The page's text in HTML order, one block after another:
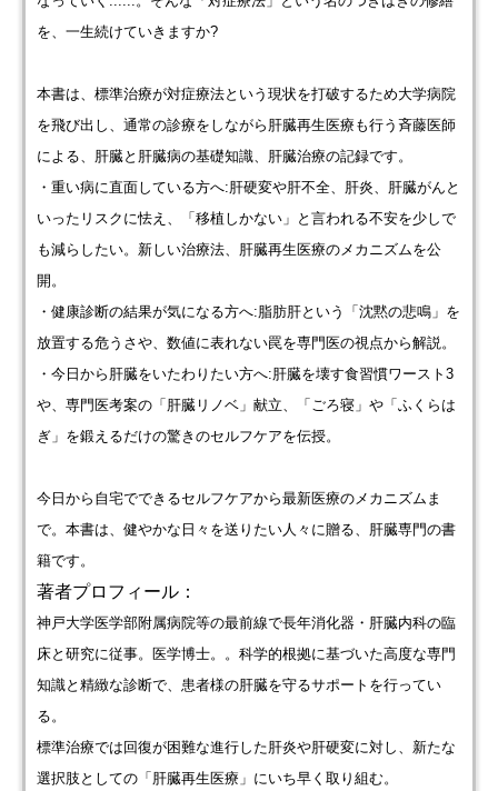
を、一生続けていきますか?
本書は、標準治療が対症療法という現状を打破するため大学病院
を飛び出し、通常の診療をしながら肝臓再生医療も行う斉藤医師
による、肝臓と肝臓病の基礎知識、肝臓治療の記録です。
・重い病に直面している方へ:肝硬変や肝不全、肝炎、肝臓がんと
いったリスクに怯え、「移植しかない」と言われる不安を少しで
も減らしたい。新しい治療法、肝臓再生医療のメカニズムを公
開。
・健康診断の結果が気になる方へ:脂肪肝という「沈黙の悲鳴」を
放置する危うさや、数値に表れない罠を専門医の視点から解説。
・今日から肝臓をいたわりたい方へ:肝臓を壊す食習慣ワースト3
や、専門医考案の「肝臓リノベ」献立、「ごろ寝」や「ふくらは
ぎ」を鍛えるだけの驚きのセルフケアを伝授。
今日から自宅でできるセルフケアから最新医療のメカニズムま
で。本書は、健やかな日々を送りたい人々に贈る、肝臓専門の書
籍です。
著者プロフィール：
神戸大学医学部附属病院等の最前線で長年消化器・肝臓内科の臨
床と研究に従事。医学博士。。科学的根拠に基づいた高度な専門
知識と精緻な診断で、患者様の肝臓を守るサポートを行ってい
る。
標準治療では回復が困難な進行した肝炎や肝硬変に対し、新たな
選択肢としての「肝臓再生医療」にいち早く取り組む。